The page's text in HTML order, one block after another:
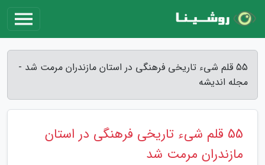
55 قلم شیء تاریخی فرهنگی در استان مازندران مرمت شد -
مجله اندیشه
55 قلم شیء تاریخی فرهنگی در استان
مازندران مرمت شد